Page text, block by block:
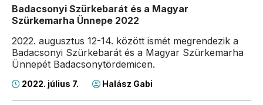
Badacsonyi Szürkebarát és a Magyar
Szürkemarha Ünnepe 2022
2022. augusztus 12-14. között ismét megrendezik a
Badacsonyi Szürkebarát és a Magyar Szürkemarha
Ünnepét Badacsonytördemicen.
2022. július 7. Halász Gabi